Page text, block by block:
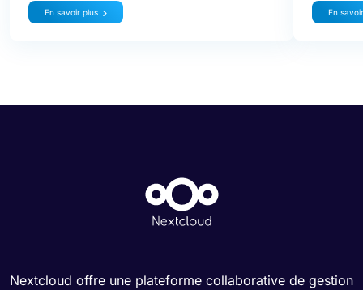
En savoir plus En
Nextcloud offre une plateforme collaborative de gestion